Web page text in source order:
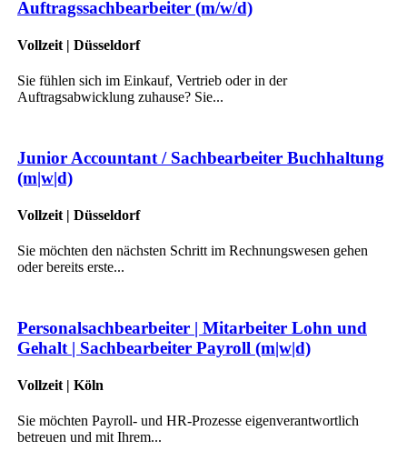
Auftragssachbearbeiter (m/w/d)
Vollzeit | Düsseldorf
Sie fühlen sich im Einkauf, Vertrieb oder in der
Auftragsabwicklung zuhause? Sie...
Junior Accountant / Sachbearbeiter Buchhaltung
(m|w|d)
Vollzeit | Düsseldorf
Sie möchten den nächsten Schritt im Rechnungswesen gehen
oder bereits erste...
Personalsachbearbeiter | Mitarbeiter Lohn und
Gehalt | Sachbearbeiter Payroll (m|w|d)
Vollzeit | Köln
Sie möchten Payroll- und HR-Prozesse eigenverantwortlich
betreuen und mit Ihrem...